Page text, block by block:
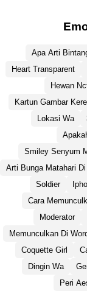
Apa Arti
Heart Transparent
Hewan
Kartun Gambar
Lokasi Wa
Smiley Senyum
Arti Bunga Matahari
Soldier
Cara
Moderator
Memunculkan Di
Coquette Girl
Dingin Wa
Peri